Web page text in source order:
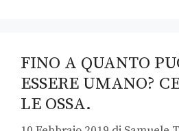
FINO A QUANTO
ESSERE UMANO?
LE OSSA.